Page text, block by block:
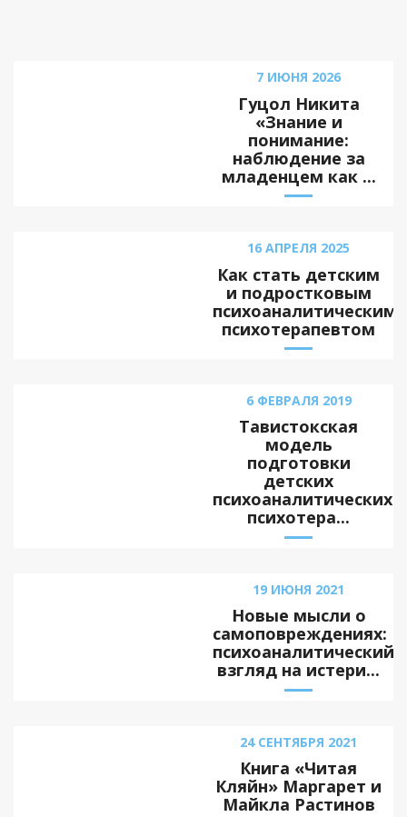
7 ИЮНЯ 2026
Гуцол Никита
«Знание и
понимание:
наблюдение за
младенцем как ...
16 АПРЕЛЯ 2025
Как стать детским
и подростковым
психоаналитическим
психотерапевтом
6 ФЕВРАЛЯ 2019
Тавистокская
модель
подготовки
детских
психоаналитических
психотера...
19 ИЮНЯ 2021
Новые мысли о
самоповреждениях:
психоаналитический
взгляд на истери...
24 СЕНТЯБРЯ 2021
Книга «Читая
Кляйн» Маргарет и
Майкла Растинов